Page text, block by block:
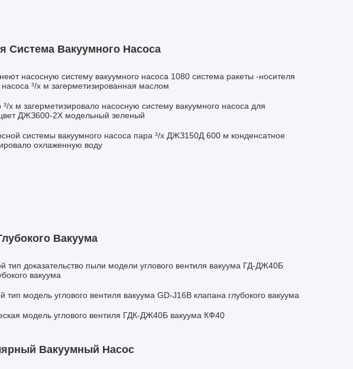
Система Вакуумного Насоса
насосную систему вакуумного насоса 1080 система ракеты -носителя
насоса ³/х м загерметизированная маслом
х м загерметизировало насосную систему вакуумного насоса для
ДЖЗ600-2Х модельный зеленый
системы вакуумного насоса пара ³/х ДЖЗ150Д 600 м конденсатное
охлаженную воду
Вакуума
тип доказательство пыли модели углового вентиля вакуума ГД-ДЖ40Б
вакуума
тип модель углового вентиля вакуума GD-J16B клапана глубокого вакуума
модель углового вентиля ГДК-ДЖ40Б вакуума КФ40
Вакуумный Насос